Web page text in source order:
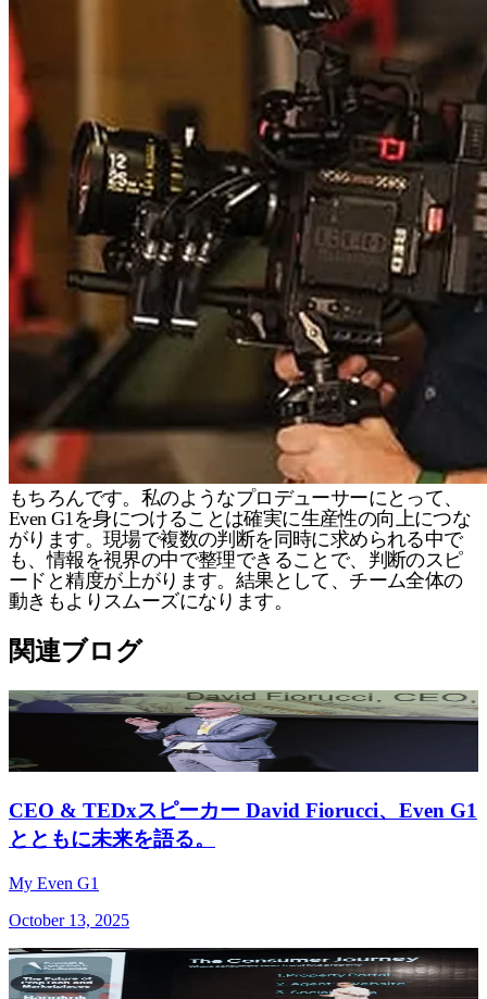
もちろんです。私のようなプロデューサーにとって、
Even G1を身につけることは確実に生産性の向上につな
がります。現場で複数の判断を同時に求められる中で
も、情報を視界の中で整理できることで、判断のスピ
ードと精度が上がります。結果として、チーム全体の
動きもよりスムーズになります。
関連ブログ
CEO & TEDxスピーカー David Fiorucci、Even G1
とともに未来を語る。
My Even G1
October 13, 2025